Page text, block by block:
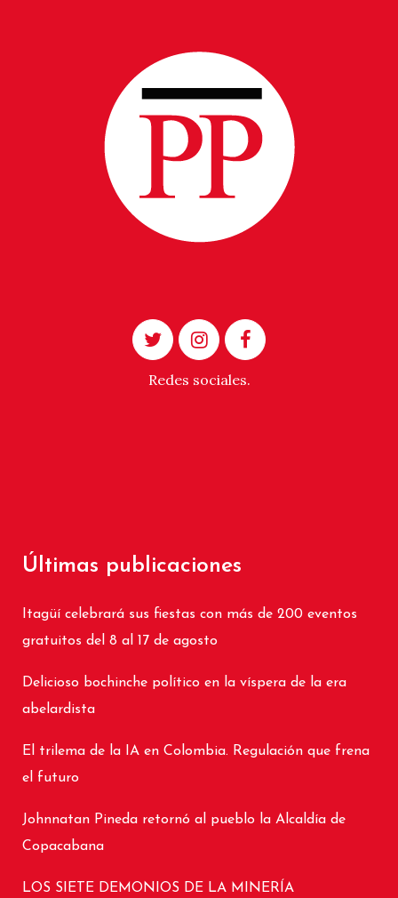
Redes sociales.
Últimas publicaciones
Itagüí celebrará sus fiestas con más de 200 eventos
gratuitos del 8 al 17 de agosto
Delicioso bochinche político en la víspera de la era
abelardista
El trilema de la IA en Colombia. Regulación que frena
el futuro
Johnnatan Pineda retornó al pueblo la Alcaldía de
Copacabana
LOS SIETE DEMONIOS DE LA MINERÍA